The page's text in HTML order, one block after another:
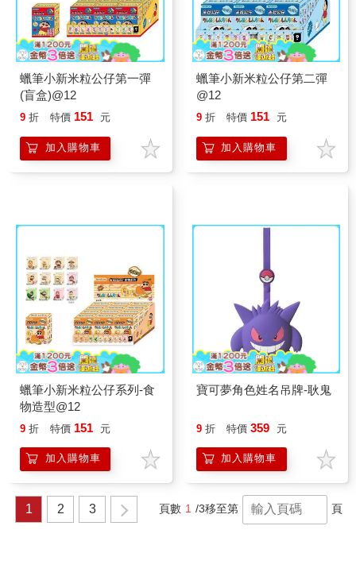
蠟筆小新米粒公仔第一彈
(盲盒)@12
9 折 特價 151 元
加入購物車
蠟筆小新米粒公仔第二彈
@12
9 折 特價 151 元
加入購物車
蠟筆小新米粒公仔系列-食
物造型@12
9 折 特價 151 元
加入購物車
寶可夢角色姓名吊牌-耿鬼
9 折 特價 359 元
加入購物車
1 2 3 頁數 1 /3移至第 頁